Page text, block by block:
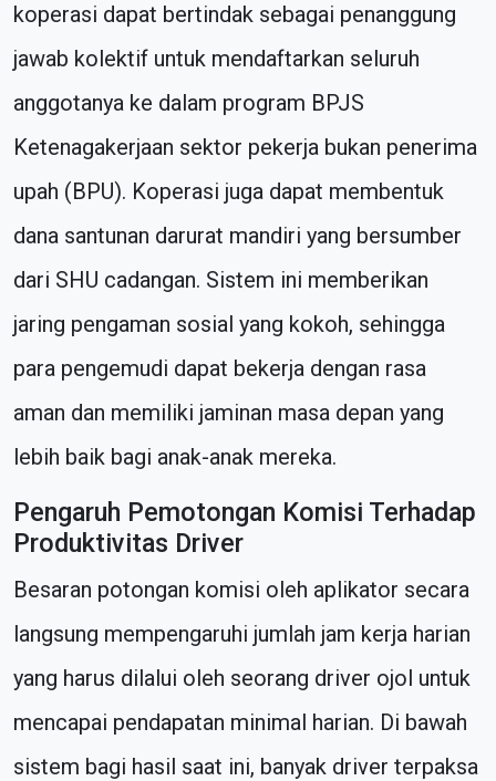
koperasi dapat bertindak sebagai penanggung
jawab kolektif untuk mendaftarkan seluruh
anggotanya ke dalam program BPJS
Ketenagakerjaan sektor pekerja bukan penerima
upah (BPU). Koperasi juga dapat membentuk
dana santunan darurat mandiri yang bersumber
dari SHU cadangan. Sistem ini memberikan
jaring pengaman sosial yang kokoh, sehingga
para pengemudi dapat bekerja dengan rasa
aman dan memiliki jaminan masa depan yang
lebih baik bagi anak-anak mereka.
Pengaruh Pemotongan Komisi Terhadap
Produktivitas Driver
Besaran potongan komisi oleh aplikator secara
langsung mempengaruhi jumlah jam kerja harian
yang harus dilalui oleh seorang driver ojol untuk
mencapai pendapatan minimal harian. Di bawah
sistem bagi hasil saat ini, banyak driver terpaksa